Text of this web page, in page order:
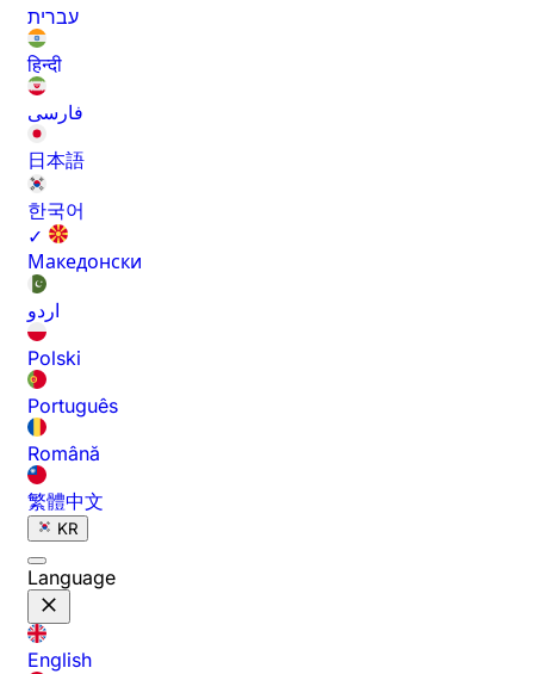
עברית
हिन्दी
فارسی
日本語
한국어
✓
Македонски
اردو
Polski
Português
Română
繁體中文
KR
Language
English